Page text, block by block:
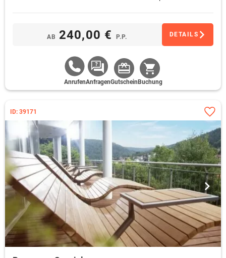
AB 240,00 € P.P. DETAILS
AnrufenAnfragenGutschein Buchung
ID: 39171